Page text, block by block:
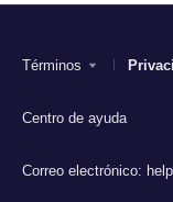
Términos
Centro de ayuda
Correo electrónico: